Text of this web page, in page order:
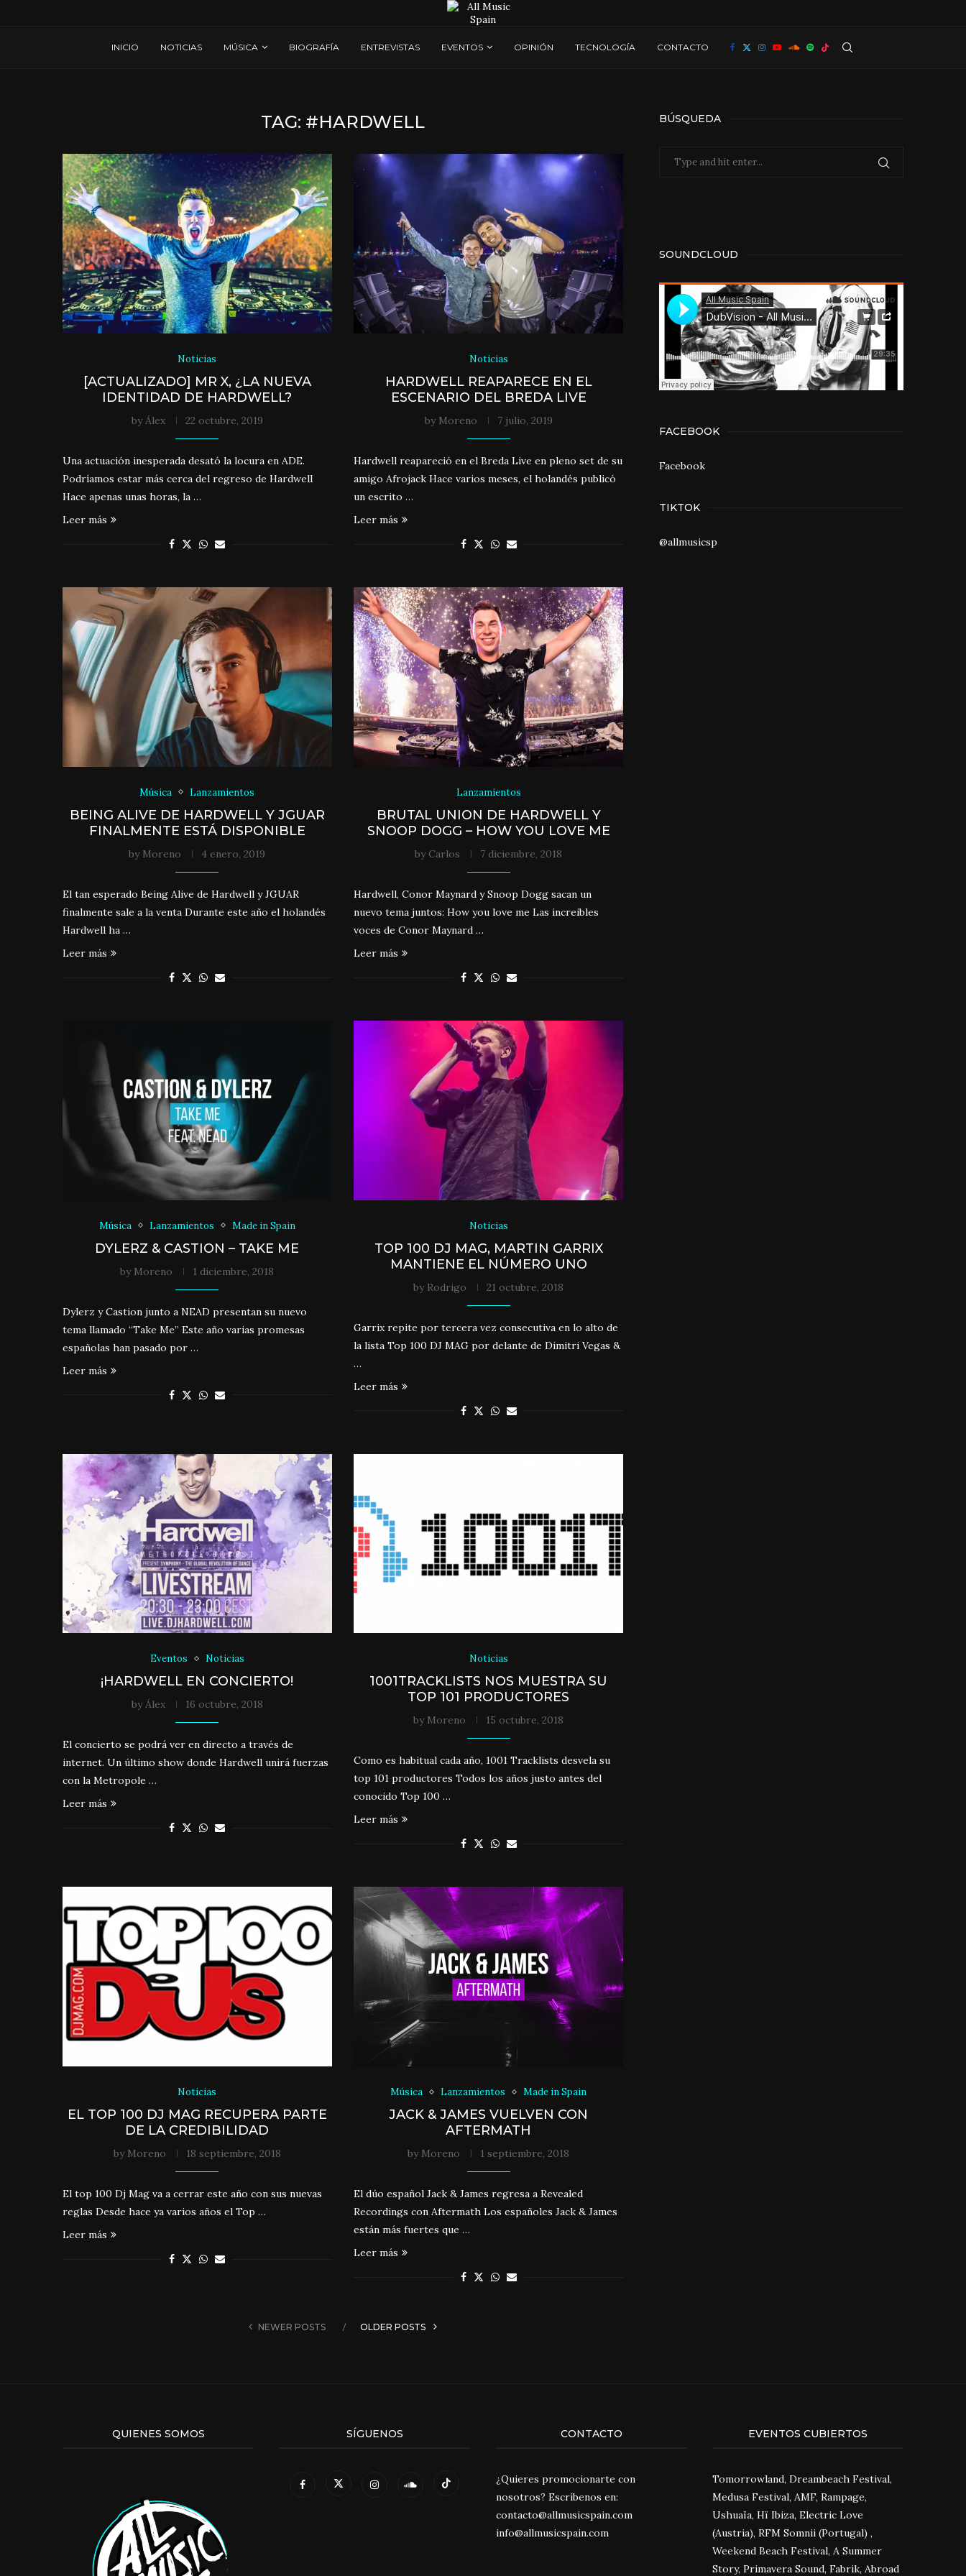
INICIO NOTICIAS MÚSICA BIOGRAFÍA ENTREVISTAS EVENTOS OPINIÓN TECNOLOGÍA CONTACTO
TAG: #HARDWELL
Noticias
[ACTUALIZADO] MR X, ¿LA NUEVA
IDENTIDAD DE HARDWELL?
byÁlex 22 octubre, 2019
Una actuación inesperada desató la locura en ADE.
Podríamos estar más cerca del regreso de Hardwell
Hace apenas unas horas, la …
Leer más
Noticias
HARDWELL REAPARECE EN EL
ESCENARIO DEL BREDA LIVE
by Moreno 7 julio, 2019
Hardwell reapareció en el Breda Live en pleno set de su
amigo Afrojack Hace varios meses, el holandés publicó
un escrito …
Leer más
Música Lanzamientos
BEING ALIVE DE HARDWELL Y JGUAR
FINALMENTE ESTÁ DISPONIBLE
by Moreno 4 enero, 2019
El tan esperado Being Alive de Hardwell y JGUAR
finalmente sale a la venta Durante este año el holandés
Hardwell ha …
Leer más
Lanzamientos
BRUTAL UNION DE HARDWELL Y
SNOOP DOGG – HOW YOU LOVE ME
by Carlos 7 diciembre, 2018
Hardwell, Conor Maynard y Snoop Dogg sacan un
nuevo tema juntos: How you love me Las increibles
voces de Conor Maynard …
Leer más
Música Lanzamientos Made in Spain
DYLERZ & CASTION – TAKE ME
by Moreno 1 diciembre, 2018
Dylerz y Castion junto a NEAD presentan su nuevo
tema llamado “Take Me” Este año varias promesas
españolas han pasado por …
Leer más
Noticias
TOP 100 DJ MAG, MARTIN GARRIX
MANTIENE EL NÚMERO UNO
by Rodrigo 21 octubre, 2018
Garrix repite por tercera vez consecutiva en lo alto de
la lista Top 100 DJ MAG por delante de Dimitri Vegas &
…
Leer más
Eventos Noticias
¡HARDWELL EN CONCIERTO!
byÁlex 16 octubre, 2018
El concierto se podrá ver en directo a través de
internet. Un último show donde Hardwell unirá fuerzas
con la Metropole …
Leer más
Noticias
1001TRACKLISTS NOS MUESTRA SU
TOP 101 PRODUCTORES
by Moreno 15 octubre, 2018
Como es habitual cada año, 1001 Tracklists desvela su
top 101 productores Todos los años justo antes del
conocido Top 100 …
Leer más
Noticias
EL TOP 100 DJ MAG RECUPERA PARTE
DE LA CREDIBILIDAD
by Moreno 18 septiembre, 2018
El top 100 Dj Mag va a cerrar este año con sus nuevas
reglas Desde hace ya varios años el Top …
Leer más
Música Lanzamientos Made in Spain
JACK & JAMES VUELVEN CON
AFTERMATH
by Moreno 1 septiembre, 2018
El dúo español Jack & James regresa a Revealed
Recordings con Aftermath Los españoles Jack & James
están más fuertes que …
Leer más
NEWER POSTS OLDER POSTS
BÚSQUEDA
SOUNDCLOUD
FACEBOOK
Facebook
TIKTOK
@allmusicsp
QUIENES SOMOS SÍGUENOS CONTACTO
¿Quieres promocionarte con
nosotros? Escríbenos en:
contacto@allmusicspain.com
info@allmusicspain.com
EVENTOS CUBIERTOS
Tomorrowland, Dreambeach Festival,
Medusa Festival, AMF, Rampage,
Ushuaïa, Hï Ibiza, Electric Love
(Austria), RFM Somnii (Portugal) ,
Weekend Beach Festival, A Summer
Story, Primavera Sound, Fabrik, Abroad